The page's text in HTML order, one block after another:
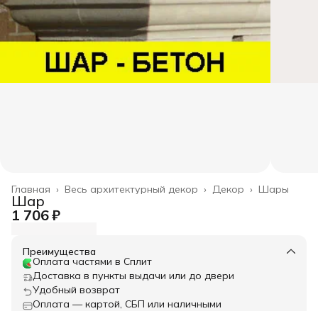
Шары
Декор ›
Весь архитектурный декор ›
Главная ›
Шар
1 706 ₽
Преимущества
Оплата частями в Сплит
Доставка в пункты выдачи или до двери
Удобный возврат
Оплата — картой, СБП или наличными